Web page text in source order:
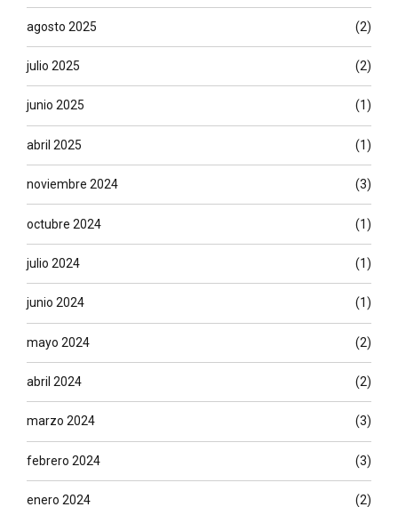
agosto 2025 (2)
julio 2025 (2)
junio 2025 (1)
abril 2025 (1)
noviembre 2024 (3)
octubre 2024 (1)
julio 2024 (1)
junio 2024 (1)
mayo 2024 (2)
abril 2024 (2)
marzo 2024 (3)
febrero 2024 (3)
enero 2024 (2)